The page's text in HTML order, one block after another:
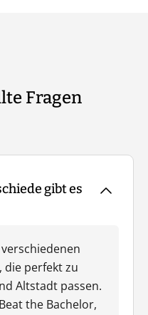
Fragen
gibt es
die perfekt zu
Altstadt passen.
the Bachelor,